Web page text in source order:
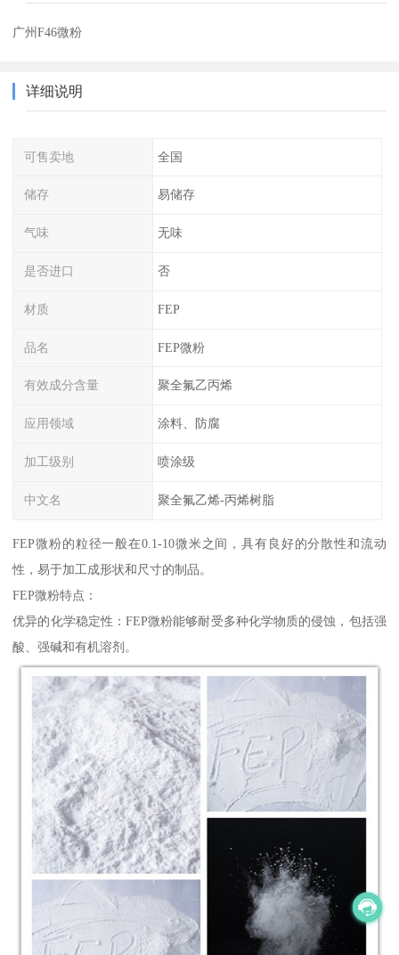
广州F46微粉
详细说明
可售卖地 全国
储存 易储存
气味 无味
是否进口 否
材质 FEP
品名 FEP微粉
有效成分含量 聚全氟乙丙烯
应用领域 涂料、防腐
加工级别 喷涂级
中文名 聚全氟乙烯-丙烯树脂
FEP微粉的粒径一般在0.1-10微米之间，具有良好的分散性和流动
性，易于加工成形状和尺寸的制品。
FEP微粉特点：
优异的化学稳定性：FEP微粉能够耐受多种化学物质的侵蚀，包括强
酸、强碱和有机溶剂。